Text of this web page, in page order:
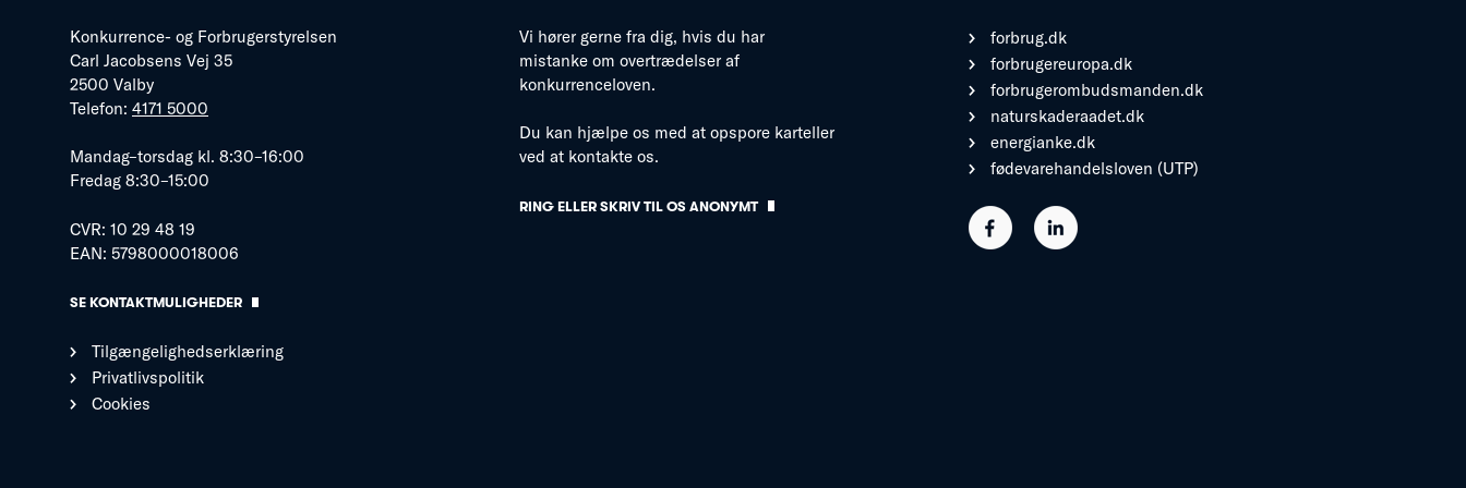
Konkurrence- og Forbrugerstyrelsen
Carl Jacobsens Vej 35
2500 Valby
Telefon: 4171 5000
Mandag–torsdag kl. 8:30–16:00
Fredag 8:30–15:00
CVR: 10 29 48 19
EAN: 5798000018006
SE KONTAKTMULIGHEDER
Tilgængelighedserklæring
Privatlivspolitik
Cookies
Vi hører gerne fra dig, hvis du har
mistanke om overtrædelser af
konkurrenceloven.
Du kan hjælpe os med at opspore karteller
ved at kontakte os.
RING ELLER SKRIV TIL OS ANONYMT
forbrug.dk
forbrugereuropa.dk
forbrugerombudsmanden.dk
naturskaderaadet.dk
energianke.dk
fødevarehandelsloven (UTP)